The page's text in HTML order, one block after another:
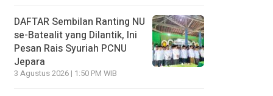
DAFTAR Sembilan Ranting NU
se-Batealit yang Dilantik, Ini
Pesan Rais Syuriah PCNU
Jepara
3 Agustus 2026 | 1:50 PM WIB